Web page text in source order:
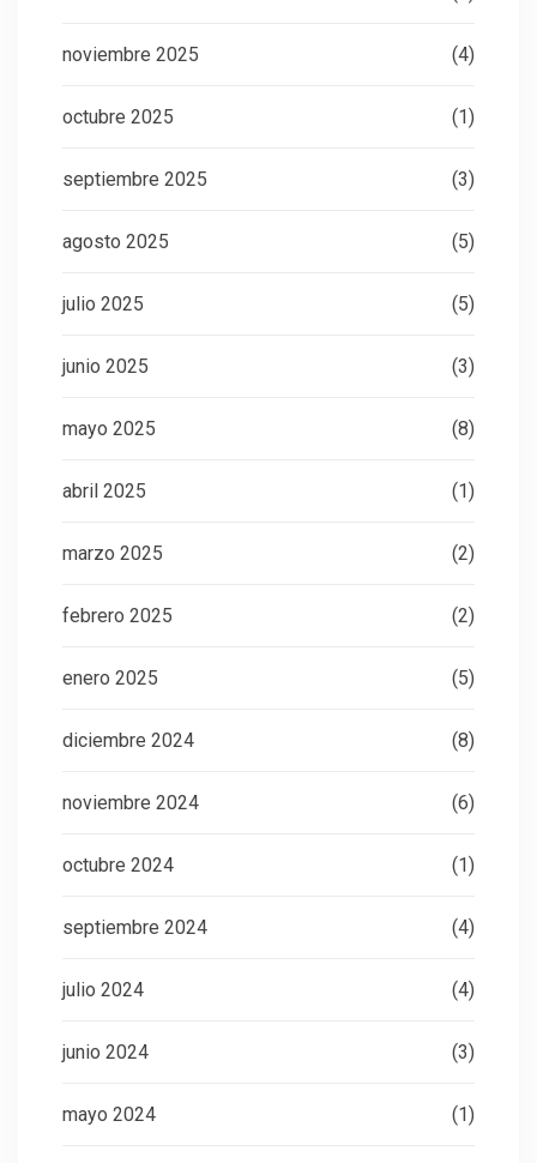
noviembre 2025 (4)
octubre 2025 (1)
septiembre 2025 (3)
agosto 2025 (5)
julio 2025 (5)
junio 2025 (3)
mayo 2025 (8)
abril 2025 (1)
marzo 2025 (2)
febrero 2025 (2)
enero 2025 (5)
diciembre 2024 (8)
noviembre 2024 (6)
octubre 2024 (1)
septiembre 2024 (4)
julio 2024 (4)
junio 2024 (3)
mayo 2024 (1)